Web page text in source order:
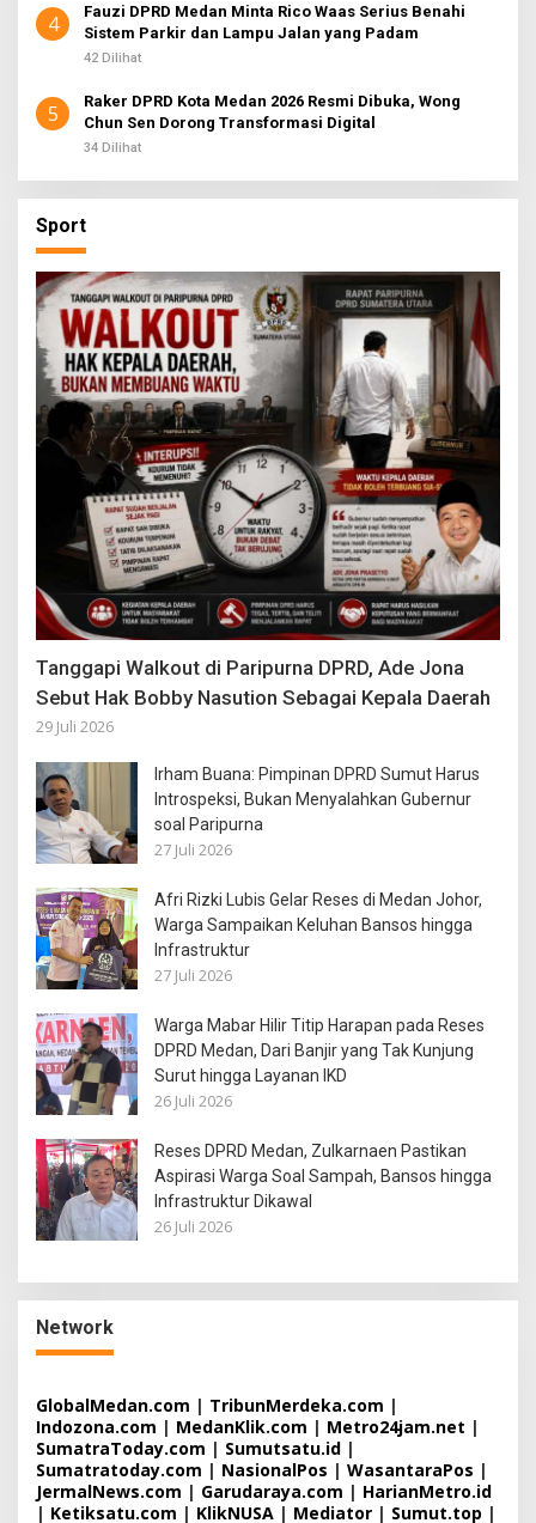
4
Fauzi DPRD Medan Minta Rico Waas Serius Benahi
Sistem Parkir dan Lampu Jalan yang Padam
42 Dilihat
5
Raker DPRD Kota Medan 2026 Resmi Dibuka, Wong
Chun Sen Dorong Transformasi Digital
34 Dilihat
Sport
Tanggapi Walkout di Paripurna DPRD, Ade Jona
Sebut Hak Bobby Nasution Sebagai Kepala Daerah
29 Juli 2026
Irham Buana: Pimpinan DPRD Sumut Harus
Introspeksi, Bukan Menyalahkan Gubernur
soal Paripurna
27 Juli 2026
Afri Rizki Lubis Gelar Reses di Medan Johor,
Warga Sampaikan Keluhan Bansos hingga
Infrastruktur
27 Juli 2026
Warga Mabar Hilir Titip Harapan pada Reses
DPRD Medan, Dari Banjir yang Tak Kunjung
Surut hingga Layanan IKD
26 Juli 2026
Reses DPRD Medan, Zulkarnaen Pastikan
Aspirasi Warga Soal Sampah, Bansos hingga
Infrastruktur Dikawal
26 Juli 2026
Network
GlobalMedan.com | TribunMerdeka.com |
Indozona.com | MedanKlik.com | Metro24jam.net |
SumatraToday.com | Sumutsatu.id |
Sumatratoday.com | NasionalPos | WasantaraPos |
JermalNews.com | Garudaraya.com | HarianMetro.id
| Ketiksatu.com | KlikNUSA | Mediator | Sumut.top |